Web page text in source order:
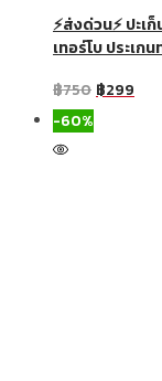
⚡ส่งด่วน⚡ ปะเ
เทอร์โบ ประเก
฿750 ฿299
-60%